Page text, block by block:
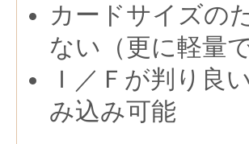
カードサイズの
ない（更に軽量
Ｉ／Ｆが判り良
み込み可能